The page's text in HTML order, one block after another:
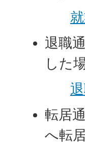
退職
した
転居
へ転